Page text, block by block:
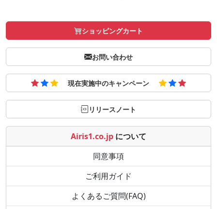
ショッピングカート
お問い合わせ
現在実施中のキャンペーン
リリースノート
Airis1.co.jp について
同意事項
ご利用ガイド
よくあるご質問(FAQ)